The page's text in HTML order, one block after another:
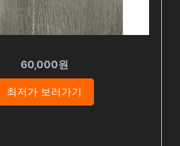
60,000원
최저가 보러가기